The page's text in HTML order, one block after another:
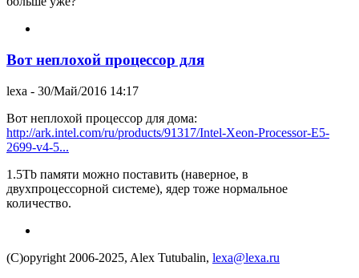
Вот неплохой процессор для
lexa - 30/Май/2016 14:17
Вот неплохой процессор для дома:
http://ark.intel.com/ru/products/91317/Intel-Xeon-Processor-E5-
2699-v4-5...
1.5Tb памяти можно поставить (наверное, в
двухпроцессорной системе), ядер тоже нормальное
количество.
(C)opyright 2006-2025, Alex Tutubalin, lexa@lexa.ru